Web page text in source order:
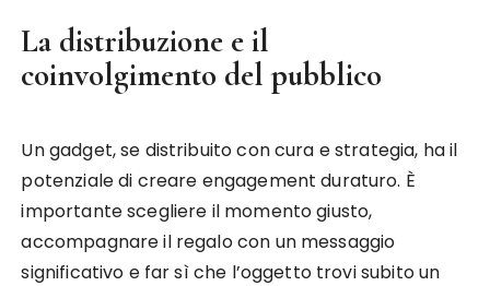
La distribuzione e il
coinvolgimento del pubblico
Un gadget, se distribuito con cura e strategia, ha il
potenziale di creare engagement duraturo. È
importante scegliere il momento giusto,
accompagnare il regalo con un messaggio
significativo e far sì che l’oggetto trovi subito un